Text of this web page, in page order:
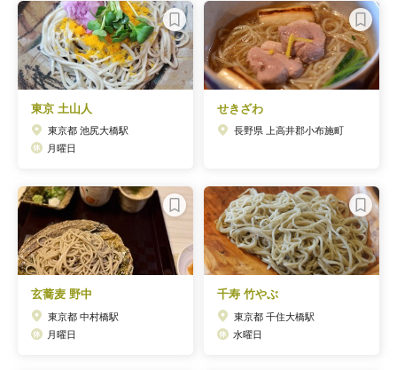
東京 土山人
東京都 池尻大橋駅
月曜日
せきざわ
長野県 上高井郡小布施町
玄蕎麦 野中
東京都 中村橋駅
月曜日
千寿 竹やぶ
東京都 千住大橋駅
水曜日